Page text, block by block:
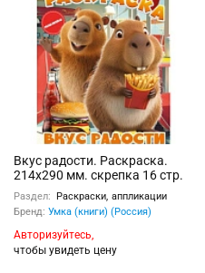
Вкус радости. Раскраска.
214х290 мм. скрепка 16 стр.
Раздел:
Раскраски, аппликации
Бренд: Умка (книги) (Россия)
Авторизуйтесь,
чтобы увидеть цену